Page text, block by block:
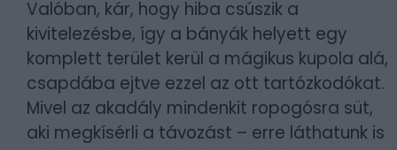
Valóban, kár, hogy hiba csúszik a
kivitelezésbe, így a bányák helyett egy
komplett terület kerül a mágikus kupola alá,
csapdába ejtve ezzel az ott tartózkodókat.
Mivel az akadály mindenkit ropogósra süt,
aki megkísérli a távozást – erre láthatunk is